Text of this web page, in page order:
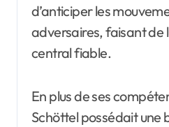
d’anticiper les
adversaires, faisant de
central fiable.
En plus de ses
Schöttel possédait une